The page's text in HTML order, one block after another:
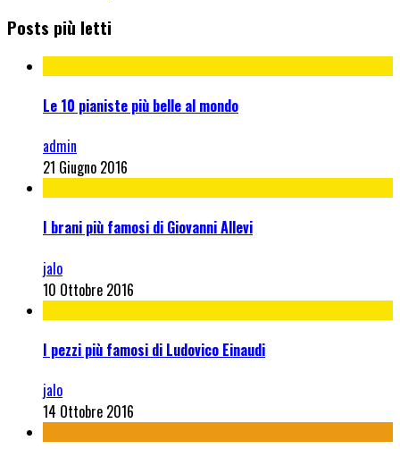
Posts più letti
Le 10 pianiste più belle al mondo
admin
21 Giugno 2016
I brani più famosi di Giovanni Allevi
jalo
10 Ottobre 2016
I pezzi più famosi di Ludovico Einaudi
jalo
14 Ottobre 2016